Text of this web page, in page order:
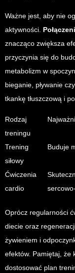
Ważne jest, aby nie
aktywności.
znacząco zwiększa
przyczynia się do
metabolizm w
bieganie, pływanie
tkankę tłuszczową i
Rodzaj
treningu
Trening
siłowy
Buduje
Ćwiczenia
cardio
Oprócz regularności
diecie oraz
żywieniem i
efektów. Pamiętaj, że
dostosować plan